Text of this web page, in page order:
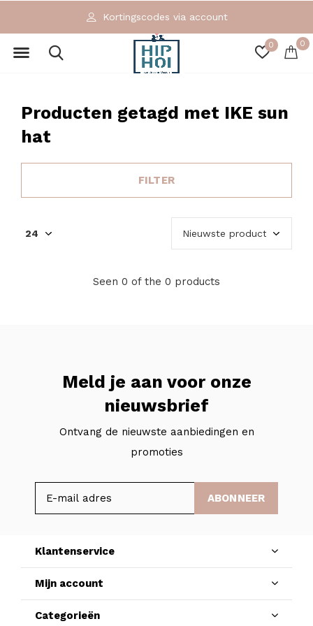
0 0
Kortingscodes via account
Producten getagd met IKE sun
hat
FILTER
Seen 0 of the 0 products
Meld je aan voor onze
nieuwsbrief
Ontvang de nieuwste aanbiedingen en
promoties
ABONNEER
Klantenservice
Mijn account
Categorieën